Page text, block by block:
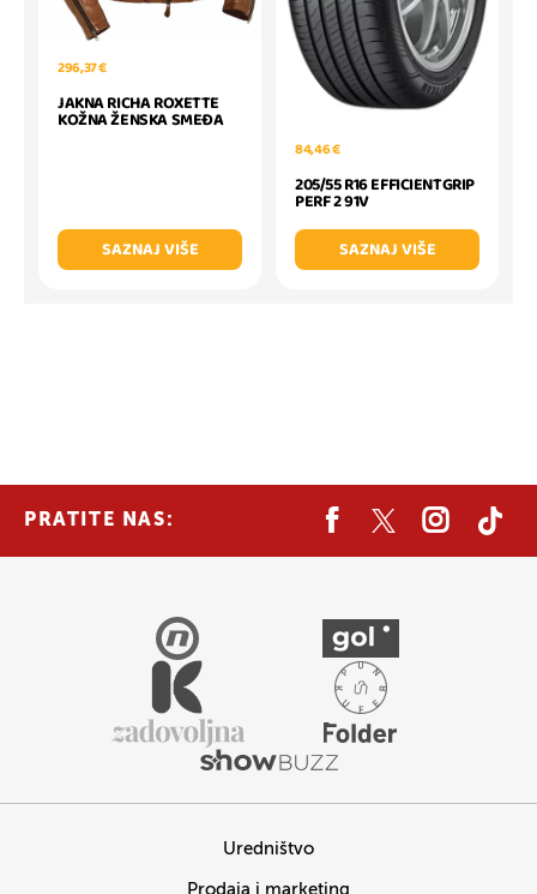
296,37 €
JAKNA RICHA ROXETTE
KOŽNA ŽENSKA SMEĐA
SAZNAJ VIŠE
84,46 €
205/55 R16 EFFICIENTGRIP
PERF 2 91V
SAZNAJ VIŠE
PRATITE NAS:
Uredništvo
Prodaja i marketing